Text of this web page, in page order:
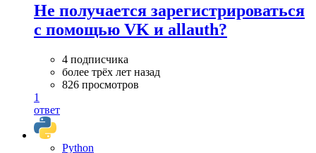
Не получается зарегистрироваться
с помощью VK и allauth?
4 подписчика
более трёх лет назад
826 просмотров
1
ответ
Python